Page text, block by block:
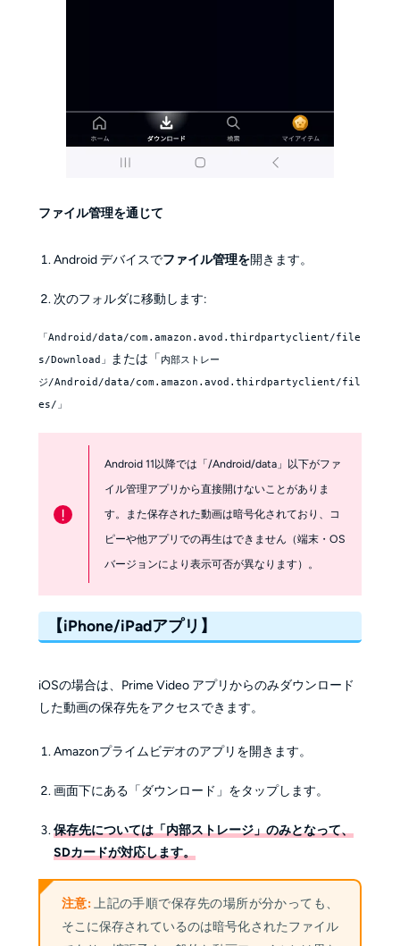
ファイル管理を通じて
Android デバイスでファイル管理を開きます。
次のフォルダに移動します:
「Android/data/com.amazon.avod.thirdpartyclient/file
s/Download」 または「 内部ストレー
ジ/Android/data/com.amazon.avod.thirdpartyclient/fil
es/」
!
Android 11以降では「/Android/data」以下がファ
イル管理アプリから直接開けないことがありま
す。また保存された動画は暗号化されており、コ
ピーや他アプリでの再生はできません（端末・OS
バージョンにより表示可否が異なります）。
【iPhone/iPadアプリ】
iOSの場合は、 Prime Video アプリからのみダウンロード
した動画の保存先をアクセスできます。
Amazonプライムビデオのアプリを開きます。
画面下にある「ダウンロード」をタップします。
保存先については「内部ストレージ」のみとなって、
SDカードが対応します。
注意:上記の手順で保存先の場所が分かっても、
そこに保存されているのは暗号化されたファイル